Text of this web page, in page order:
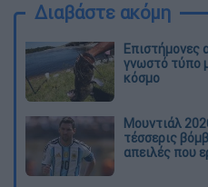
Διαβάστε ακόμη
Επιστήμονες
γνωστό τύπο
κόσμο
Μουντιάλ
τέσσερις
απειλές που